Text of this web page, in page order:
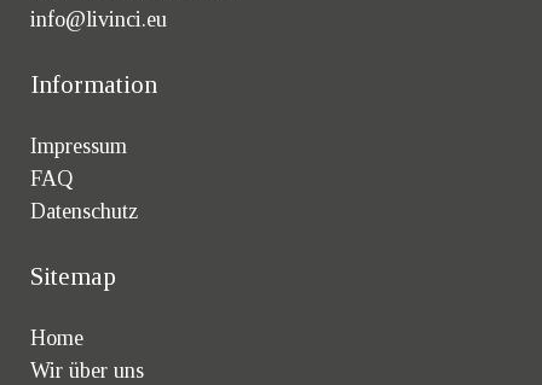
info@livinci.eu
Information
Impressum
FAQ
Datenschutz
Sitemap
Home
Wir über uns